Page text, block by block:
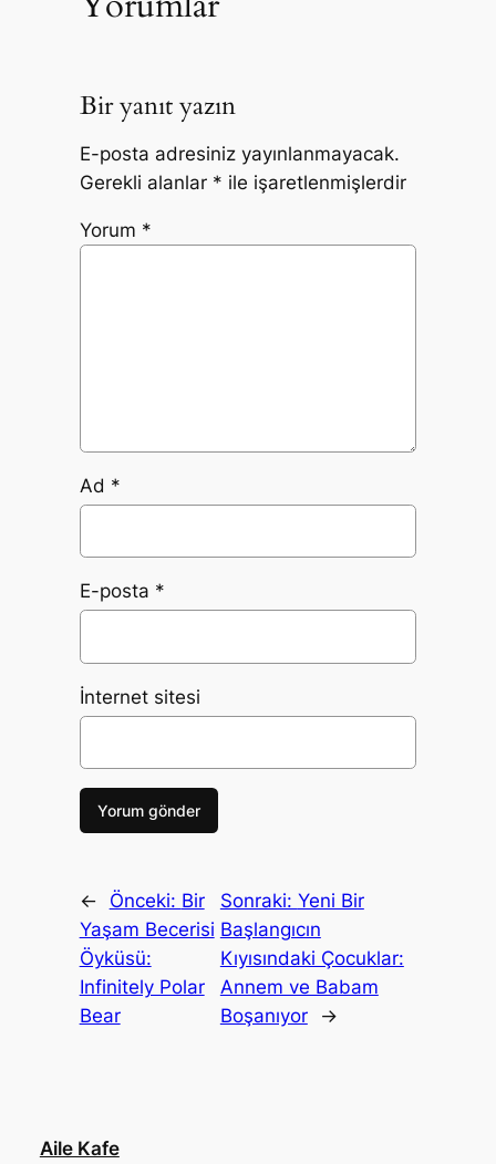
Bir yanıt yazın
E-posta adresiniz yayınlanmayacak.
Gerekli alanlar * ile işaretlenmişlerdir
Yorum *
Ad *
E-posta *
İnternet sitesi
← Önceki: Bir
Yaşam Becerisi
Öyküsü:
Infinitely Polar
Bear
Sonraki: Yeni Bir
Başlangıcın
Kıyısındaki Çocuklar:
Annem ve Babam
Boşanıyor
→
Aile Kafe